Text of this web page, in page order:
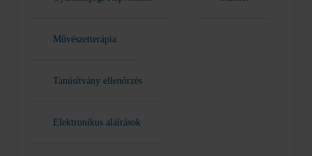
Művészetterápia
Tanúsítvány ellenőrzés
Elektronikus aláírások